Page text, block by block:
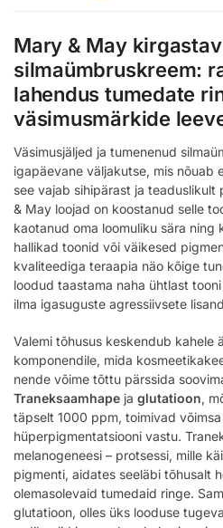
Mary & May kirgastav
silmaümbruskreem:
lahendus tumedate
väsimusmärkide
Väsimusjäljed ja tumenenud
igapäevane väljakutse, mis nõuab
see vajab sihipärast ja
& May loojad on koostanud selle
kaotanud oma loomuliku sära ning
hallikad toonid või väikesed
kvaliteediga teraapia näo kõige
loodud taastama naha ühtlast
ilma igasuguste agressiivsete
Valemi tõhusus keskendub kahele
komponendile, mida
nende võime tõttu pärssida
Traneksaamhape ja glutatioon,
täpselt 1000 ppm, toimivad
hüperpigmentatsiooni vastu.
melanogeneesi – protsessi, mille
pigmenti, aidates seeläbi tõhusalt
olemasolevaid tumedaid ringe.
glutatioon, olles üks looduse